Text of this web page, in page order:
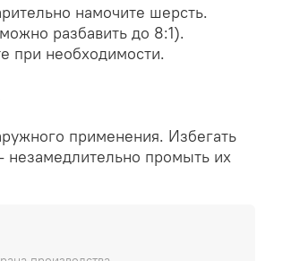
намочите шерсть.
разбавить до 8:1).
при необходимости.
применения. Избегать
незамедлительно промыть их